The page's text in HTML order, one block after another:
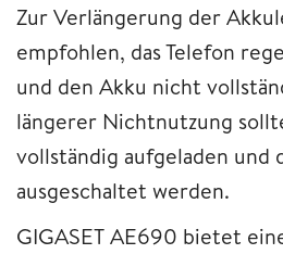
Zur Verlängerung der
empfohlen, das Telefon
und den Akku nicht
längerer Nichtnutzung
vollständig aufgeladen und
ausgeschaltet werden.
GIGASET AE690 bietet